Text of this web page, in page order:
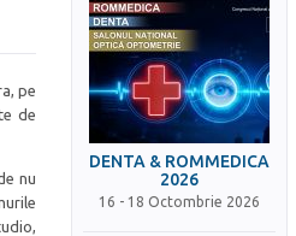
pe
de
nu
DENTA & ROMMEDICA
2026
16 - 18 Octombrie 2026